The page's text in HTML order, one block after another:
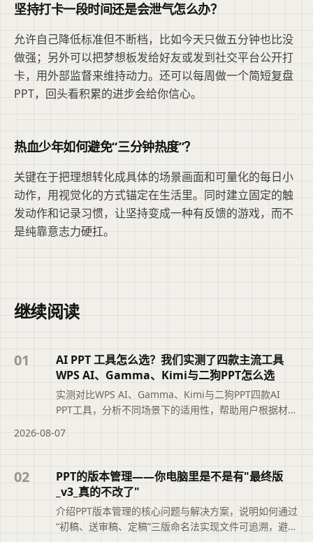
坚持打卡一段时间还是会泄气怎么办？
允许自己降低标准但不断档，比如今天只做五分钟也比没
做强；另外可以把梦想板发给好友或发到社交平台公开打
卡，用外部监督来维持动力。还可以每周做一个简短复盘
PPT，回头看积累的进步会给你信心。
热血少年如何避免“三分钟热度”？
关键在于把理想转化成具体的场景画面和可量化的每日小
动作，用视觉化的方式锚定在生活里。同时建立固定的触
发动作和记录习惯，让坚持变成一种有反馈的游戏，而不
是纯靠意志力硬扛。
继续阅读
01
AI PPT 工具怎么选？我们实测了四款主流工具
WPS AI、Gamma、Kimi与二狗PPT怎么选
实测对比WPS AI、Gamma、Kimi与二狗PPT四款AI
PPT工具，分析不同场景下的适用性，帮助用户根据材料
目追求综合排名。摘要依据标题与正文整理，概括页面
断文章是否符合当前需求，再查看完整原文。
2026-08-07
02
PPT的版本管理——你电脑里是不是有"最终版
_v3_真的不改了"
介绍PPT版本管理的核心问题与解决方案，说明如何通过
“初稿、送审稿、定稿”三版命名法实现文件可追溯，避免